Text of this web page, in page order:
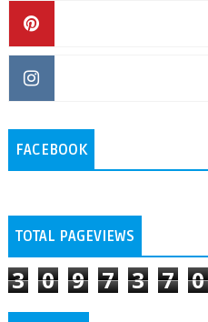
FACEBOOK
TOTAL PAGEVIEWS
3 0 9 7 3 7 0